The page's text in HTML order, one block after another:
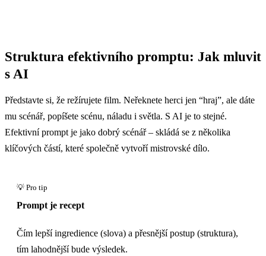
Struktura efektivního promptu: Jak mluvit
s AI
Představte si, že režírujete film. Neřeknete herci jen “hraj”, ale dáte
mu scénář, popíšete scénu, náladu i světla. S AI je to stejné.
Efektivní prompt je jako dobrý scénář – skládá se z několika
klíčových částí, které společně vytvoří mistrovské dílo.
Prompt je recept
Čím lepší ingredience (slova) a přesnější postup (struktura),
tím lahodnější bude výsledek.